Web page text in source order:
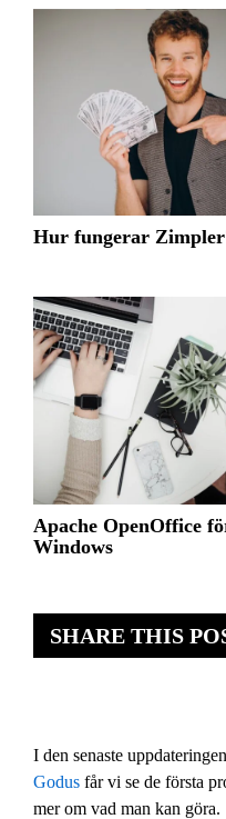
SHARE THIS
I den senaste
Godus får vi se de första
mer om vad man kan göra.
Hur fungerar
Apache OpenOffice
Windows